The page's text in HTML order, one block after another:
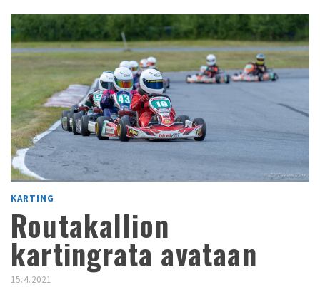
KARTING
Routakallion
kartingrata avataan
15.4.2021